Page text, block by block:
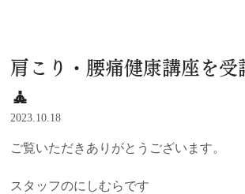
肩こり・腰痛健康講座を受
🧘
2023.10.18
ご覧いただきありがとうございます。
スタッフのにしむらです